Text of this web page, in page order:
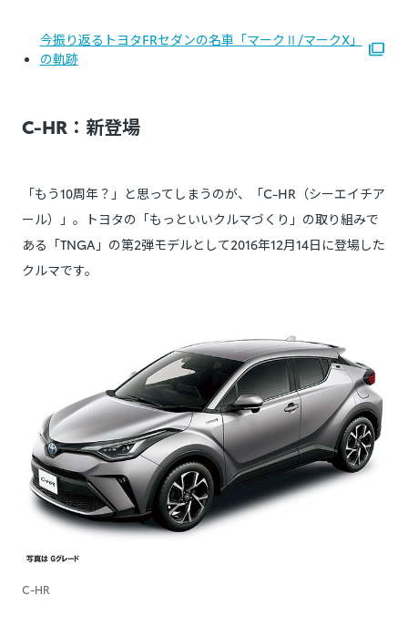
今振り返るトヨタFRセダンの名車「マークⅡ/マークX」
の軌跡
C-HR：新登場
「もう10周年？」と思ってしまうのが、「C-HR（シーエイチア
ール）」。トヨタの「もっといいクルマづくり」の取り組みで
ある「TNGA」の第2弾モデルとして2016年12月14日に登場した
クルマです。
C-HR